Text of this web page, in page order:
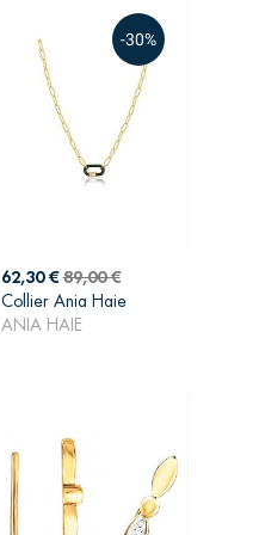
Prix
62,30 €Prix
de
base
89,00 €
-30%
Collier Ania Haie
ANIA HAIE
AJOUTER AU
PANIER